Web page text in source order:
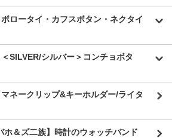
ロータイ・カフスボタン・ネクタイ
SILVER/シルバー＞コンチョボタ
ネークリップ&キーホルダー/ライタ
ホ＆ズ二族】時計のウォッチバンド